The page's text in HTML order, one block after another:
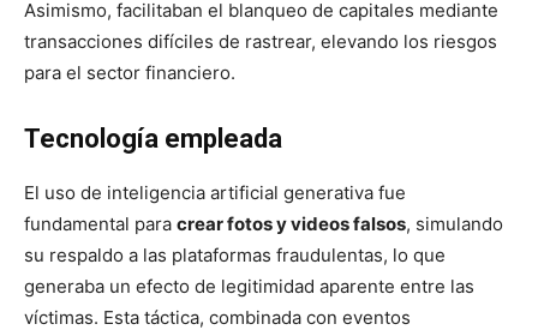
Asimismo, facilitaban el blanqueo de capitales mediante
transacciones difíciles de rastrear, elevando los riesgos
para el sector financiero.
Tecnología empleada
El uso de inteligencia artificial generativa fue
fundamental para crear fotos y videos falsos, simulando
su respaldo a las plataformas fraudulentas, lo que
generaba un efecto de legitimidad aparente entre las
víctimas. Esta táctica, combinada con eventos